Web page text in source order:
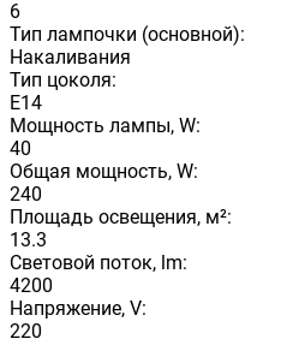
6
Тип лампочки (основной):
Накаливания
Тип цоколя:
E14
Мощность лампы, W:
40
Общая мощность, W:
240
Площадь освещения, м²:
13.3
Световой поток, lm:
4200
Напряжение, V:
220